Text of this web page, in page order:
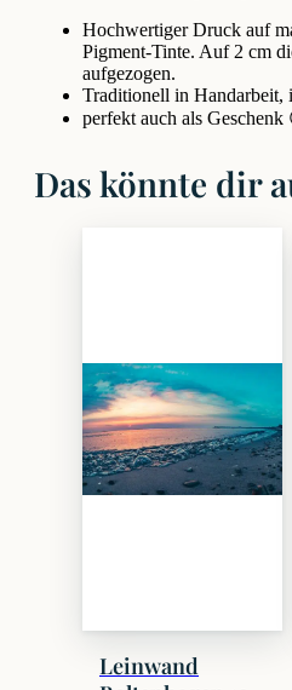
Hochwertiger Druck auf
Pigment-Tinte. Auf 2 cm
aufgezogen.
Traditionell in Handarbeit,
perfekt auch als Geschenk
Das könnte dir
Leinwand